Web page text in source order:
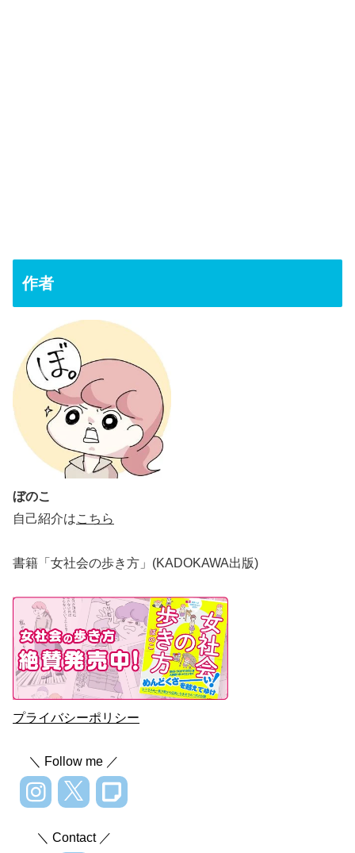
作者
ぼのこ
自己紹介はこちら
書籍「女社会の歩き方」(KADOKAWA出版)
プライバシーポリシー
＼ Follow me ／
＼ Contact ／